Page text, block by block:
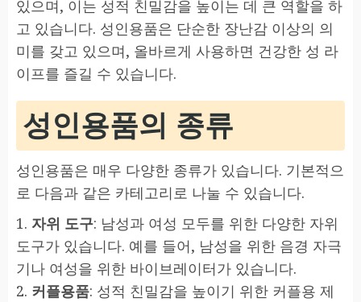
있으며, 이는 성적 친밀감을 높이는 데 큰 역할을 하
고 있습니다. 성인용품은 단순한 장난감 이상의 의
미를 갖고 있으며, 올바르게 사용하면 건강한 성 라
이프를 즐길 수 있습니다.
성인용품의 종류
성인용품은 매우 다양한 종류가 있습니다. 기본적으
로 다음과 같은 카테고리로 나눌 수 있습니다.
1. 자위 도구: 남성과 여성 모두를 위한 다양한 자위
도구가 있습니다. 예를 들어, 남성을 위한 음경 자극
기나 여성을 위한 바이브레이터가 있습니다.
2. 커플용품: 성적 친밀감을 높이기 위한 커플용 제